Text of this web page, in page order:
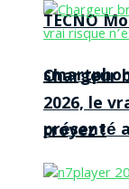
TECNO
présenté
Chargeur
2026, le
croyez !